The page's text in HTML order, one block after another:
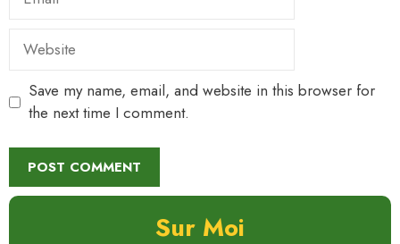
Website
Save my name, email, and website in this browser for
the next time I comment.
Sur Moi